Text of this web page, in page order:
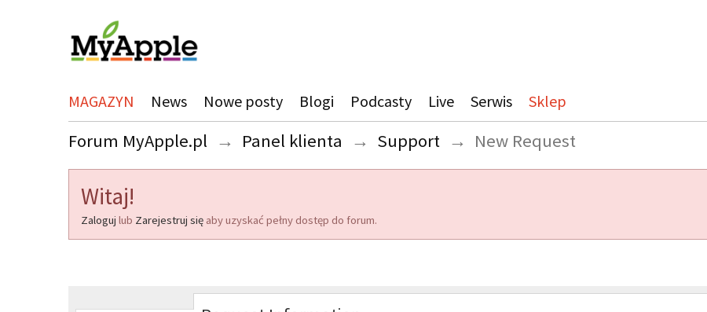
MAGAZYN News Nowe posty Blogi Podcasty Live Serwis Sklep
Forum MyApple.pl → Panel klienta → Support → New Request
Witaj!
Zaloguj lub Zarejestruj się aby uzyskać pełny dostęp do forum.